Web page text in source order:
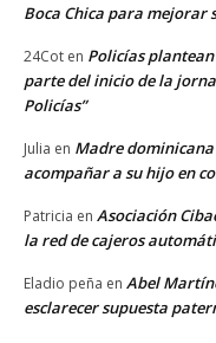
Boca Chica para mejorar
24Cot en Policías
parte del inicio de la
Policías”
Julia en Madre
acompañar a su hijo en
Patricia en Asociación
la red de cajeros
Eladio peña en Abel
esclarecer supuesta